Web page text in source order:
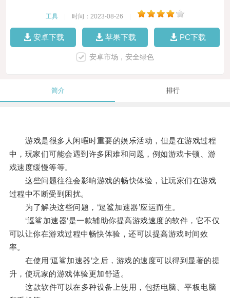
工具 时间：2023-08-26
安卓下载 苹果下载 PC下载
安卓市场，安全绿色
简介 排行
游戏是很多人闲暇时重要的娱乐活动，但是在游戏过程
中，玩家们可能会遇到许多困难和问题，例如游戏卡顿、游
戏速度缓慢等等。
这些问题往往会影响游戏的畅快体验，让玩家们在游戏
过程中不断受到困扰。
为了解决这些问题，‘逗鲨加速器’应运而生。
‘逗鲨加速器’是一款辅助你提高游戏速度的软件，它不仅
可以让你在游戏过程中畅快体验，还可以提高游戏时间效
率。
在使用‘逗鲨加速器’之后，游戏的速度可以得到显著的提
升，使玩家的游戏体验更加舒适。
这款软件可以在多种设备上使用，包括电脑、平板电脑